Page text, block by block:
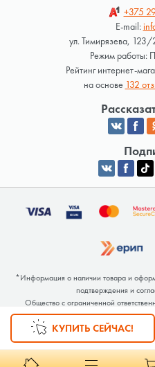
КУПИТЬ СЕЙЧАС!
+375
E-mail:
ул. Тимирязева,
Режим работы:
Рейтинг интернет-
на основе 132
*Информация о наличии товара и
подтверждения и
Общество с ограниченной
220062, г. Минск, ул. Тимирязева, дом
220062, г. Минск, ул. Тимирязева,
Интернет-магазин зарегистрирован в